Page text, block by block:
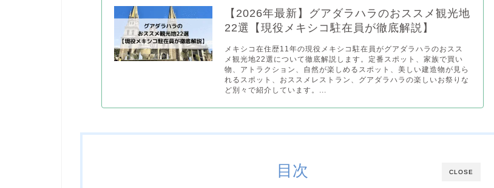
【2026年最新】グアダラハラのおススメ観光地
22選【現役メキシコ駐在員が徹底解説】
メキシコ在住歴11年の現役メキシコ駐在員がグアダラハラのおスス
メ観光地22選について徹底解説します。定番スポット、家族で買い
物、アトラクション、自然が楽しめるスポット、美しい建造物が見ら
れるスポット、おススメレストラン、グアダラハラの楽しいお祭りな
ど別々で紹介しています。...
CLOSE
目次